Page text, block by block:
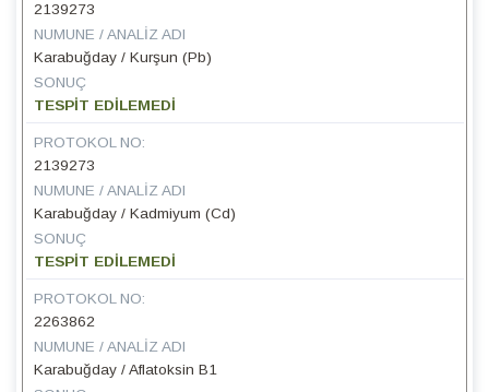
2139273
NUMUNE / ANALIZ ADI
Karabuğday / Kurşun (Pb)
SONUÇ
TESPİT EDİLEMEDİ
PROTOKOL NO:
2139273
NUMUNE / ANALIZ ADI
Karabuğday / Kadmiyum (Cd)
SONUÇ
TESPİT EDİLEMEDİ
PROTOKOL NO:
2263862
NUMUNE / ANALIZ ADI
Karabuğday / Aflatoksin B1